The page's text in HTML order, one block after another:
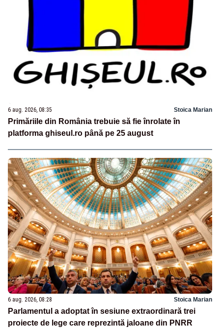
6 aug. 2026, 08:35 Stoica Marian
Primăriile din România trebuie să fie înrolate în
platforma ghiseul.ro până pe 25 august
6 aug. 2026, 08:28 Stoica Marian
Parlamentul a adoptat în sesiune extraordinară trei
proiecte de lege care reprezintă jaloane din PNRR